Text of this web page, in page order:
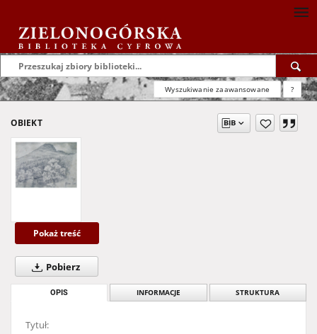
Wyszukiwanie zaawansowane ?
OBIEKT
Pokaż treść
Pobierz
OPIS INFORMACJE STRUKTURA
Tytuł: